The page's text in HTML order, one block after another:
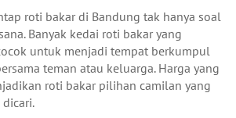
roti bakar di Bandung tak hanya soal
Banyak kedai roti bakar yang
untuk menjadi tempat berkumpul
teman atau keluarga. Harga yang
roti bakar pilihan camilan yang